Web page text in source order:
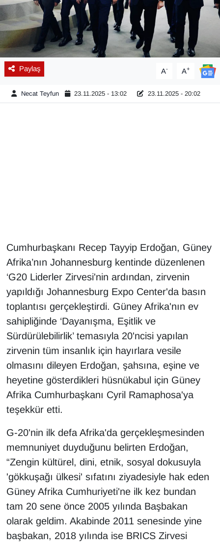
Paylaş A- A+
Necat Teyfun 23.11.2025 - 13:02 23.11.2025 - 20:02
Cumhurbaşkanı Recep Tayyip Erdoğan, Güney
Afrika’nın Johannesburg kentinde düzenlenen
‘G20 Liderler Zirvesi'nin ardından, zirvenin
yapıldığı Johannesburg Expo Center'da basın
toplantısı gerçekleştirdi. Güney Afrika'nın ev
sahipliğinde ‘Dayanışma, Eşitlik ve
Sürdürülebilirlik’ temasıyla 20'ncisi yapılan
zirvenin tüm insanlık için hayırlara vesile
olmasını dileyen Erdoğan, şahsına, eşine ve
heyetine gösterdikleri hüsnükabul için Güney
Afrika Cumhurbaşkanı Cyril Ramaphosa'ya
teşekkür etti.
G-20'nin ilk defa Afrika'da gerçekleşmesinden
memnuniyet duyduğunu belirten Erdoğan,
“Zengin kültürel, dini, etnik, sosyal dokusuyla
'gökkuşağı ülkesi' sıfatını ziyadesiyle hak eden
Güney Afrika Cumhuriyeti'ne ilk kez bundan
tam 20 sene önce 2005 yılında Başbakan
olarak geldim. Akabinde 2011 senesinde yine
başbakan, 2018 yılında ise BRICS Zirvesi
EKONOMİ
Eleman
Emlak
En çok konuşulanlar
Kadın
Kamu Alımları
Kim Kimdir?
Kültür & Sanat
KURDÎ
MAGAZİN
MEDYA
ONE EKONOMİ
POLİTİKA
Resmi İlanlar
SAĞLIK